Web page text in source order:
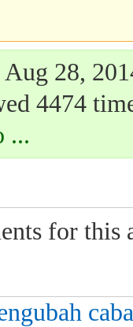
28,
4474
...
for this